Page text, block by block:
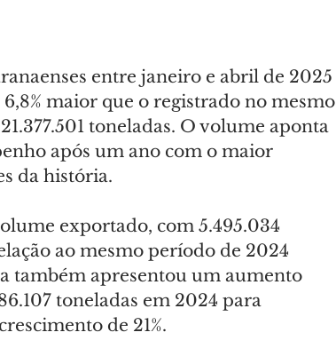
entre janeiro e abril de 2025
maior que o registrado no mesmo
toneladas. O volume aponta
após um ano com o maior
da história.
exportado, com 5.495.034
ao mesmo período de 2024
também apresentou um aumento
toneladas em 2024 para
de 21%.